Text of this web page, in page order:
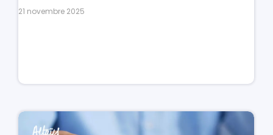
21 novembre 2025